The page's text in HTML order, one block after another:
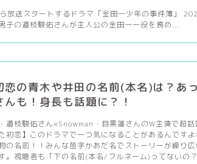
放送スタートするドラマ「金田一少年の事件簿」
子の道枝駿佑さんが主人公の金田一一役を務め...
恋の青木や井田の名前(本名)は？あ
んも！身長も話題に？！
道枝駿佑さん×Snowman・目黒蓮さんのW主演で超話
初恋】このドラマで一つ気になることがあるんです
の名前！！みんな苗字かあだ名でストーリーが繰り
。視聴者も「下の名前(本名/フルネーム)ってないの